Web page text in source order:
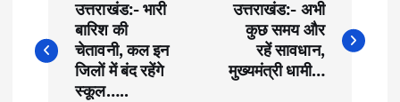
o
उत्तराखंड:- भारी
बारिश की
चेतावनी, कल इन
जिलों में बंद रहेंगे
स्कूल…..
उत्तराखंड:- अभी
कुछ समय और
रहें सावधान,
मुख्यमंत्री धामी…